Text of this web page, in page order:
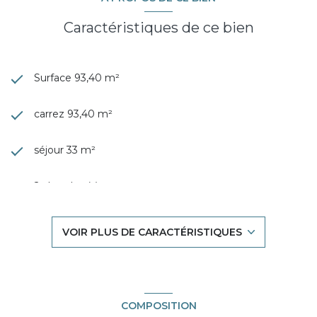
Caractéristiques de ce bien
Surface 93,40 m²
carrez 93,40 m²
séjour 33 m²
2 chambre(s)
cuisine américaine (équipée)
VOIR PLUS DE CARACTÉRISTIQUES
COMPOSITION